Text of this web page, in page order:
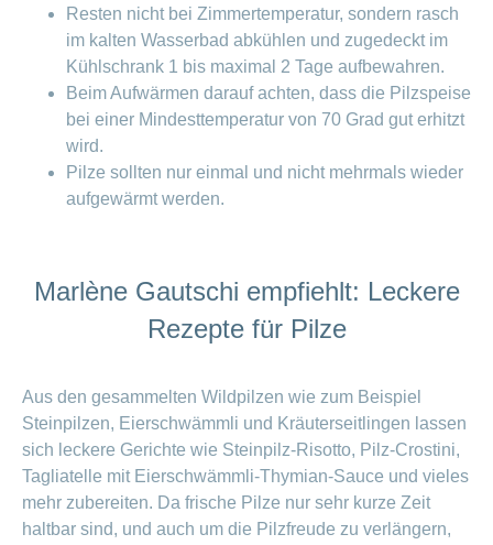
Resten nicht bei Zimmertemperatur, sondern rasch
im kalten Wasserbad abkühlen und zugedeckt im
Kühlschrank 1 bis maximal 2 Tage aufbewahren.
Beim Aufwärmen darauf achten, dass die Pilzspeise
bei einer Mindesttemperatur von 70 Grad gut erhitzt
wird.
Pilze sollten nur einmal und nicht mehrmals wieder
aufgewärmt werden.
Marlène Gautschi empfiehlt: Leckere
Rezepte für Pilze
Aus den gesammelten Wildpilzen wie zum Beispiel
Steinpilzen, Eierschwämmli und Kräuterseitlingen lassen
sich leckere Gerichte wie Steinpilz-Risotto, Pilz-Crostini,
Tagliatelle mit Eierschwämmli-Thymian-Sauce und vieles
mehr zubereiten. Da frische Pilze nur sehr kurze Zeit
haltbar sind, und auch um die Pilzfreude zu verlängern,